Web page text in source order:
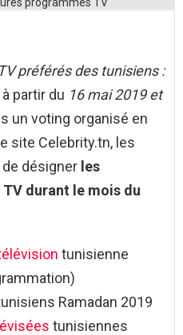
préférés des tunisiens :
partir du 16 mai 2019 et
un voting organisé en
site Celebrity.tn, les
désigner les
durant le mois du
tunisienne
Ramadan 2019
tunisiennes